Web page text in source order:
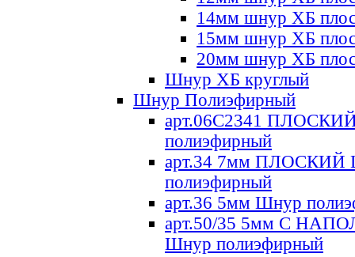
14мм шнур ХБ
15мм шнур ХБ
20мм шнур ХБ
Шнур ХБ круглый
Шнур Полиэфирный
арт.06С2341
полиэфирный
арт.34 7мм ПЛОСКИЙ
полиэфирный
арт.36 5мм Шнур
арт.50/35 5мм С
Шнур полиэфирный